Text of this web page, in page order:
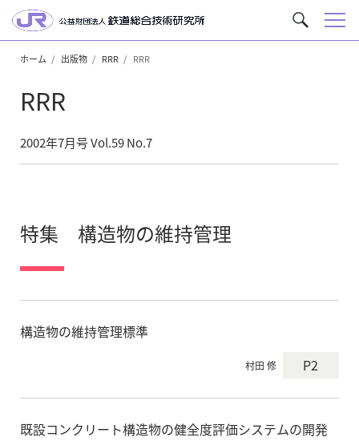
サ
イ
メ
ホーム 出版物 RRR RRR
RRR
2002年7月号 Vol.59 No.7
特集 構造物の維持管理
構造物の維持管理標準
村田 修 P2
既設コンクリート構造物の健全度評価システムの開発